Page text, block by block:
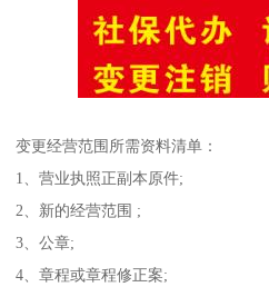
变更经营范围所需资料清单：
1、营业执照正副本原件;
2、新的经营范围 ;
3、公章;
4、章程或章程修正案;